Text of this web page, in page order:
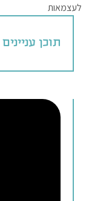
לעצמאות
תוכן עניינים